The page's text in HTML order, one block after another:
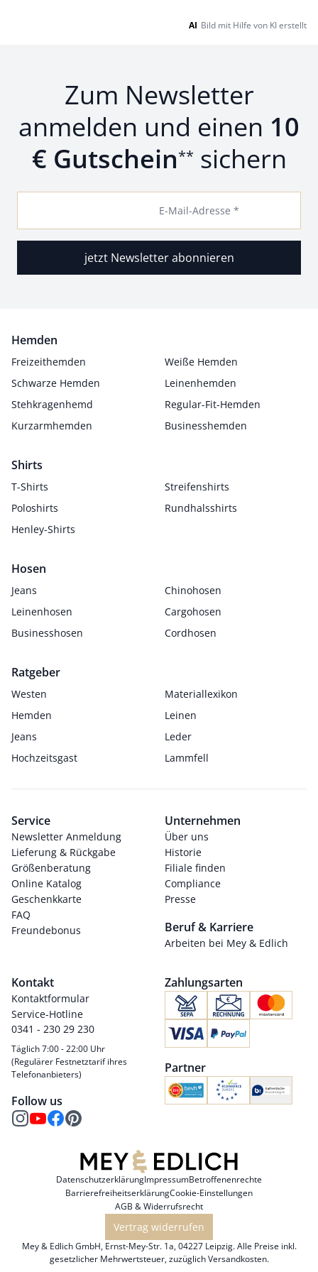
AI Bild mit Hilfe von KI erstellt
Zum Newsletter
anmelden und einen 10
€ Gutschein** sichern
E-Mail-Adresse *
jetzt Newsletter abonnieren
Hemden
Freizeithemden
Weiße Hemden
Schwarze Hemden
Leinenhemden
Stehkragenhemd
Regular-Fit-Hemden
Kurzarmhemden
Businesshemden
Shirts
T-Shirts
Streifenshirts
Poloshirts
Rundhalsshirts
Henley-Shirts
Hosen
Jeans
Chinohosen
Leinenhosen
Cargohosen
Businesshosen
Cordhosen
Ratgeber
Westen
Materiallexikon
Hemden
Leinen
Jeans
Leder
Hochzeitsgast
Lammfell
Service
Newsletter Anmeldung
Lieferung & Rückgabe
Größenberatung
Online Katalog
Geschenkkarte
FAQ
Freundebonus
Unternehmen
Über uns
Historie
Filiale finden
Compliance
Presse
Beruf & Karriere
Arbeiten bei Mey & Edlich
Kontakt
Kontaktformular
Service-Hotline
0341 - 230 29 230
Täglich 7:00 - 22:00 Uhr
(Regulärer Festnetztarif ihres
Telefonanbieters)
Follow us
Zahlungsarten
Partner
DatenschutzerklärungImpressumBetroffenenrechte
BarrierefreiheitserklärungCookie-Einstellungen
AGB & Widerrufsrecht
Vertrag widerrufen
Mey & Edlich GmbH, Ernst-Mey-Str. 1a, 04227 Leipzig. Alle Preise inkl.
gesetzlicher Mehrwertsteuer, zuzüglichVersandkosten.